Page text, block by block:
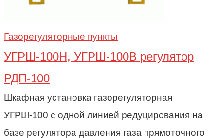
Газорегуляторные пункты
УГРШ-100Н, УГРШ-100В регулятор
РДП-100
Шкафная установка газорегуляторная
УГРШ-100 с одной линией редуцирования на
базе регулятора давления газа прямоточного